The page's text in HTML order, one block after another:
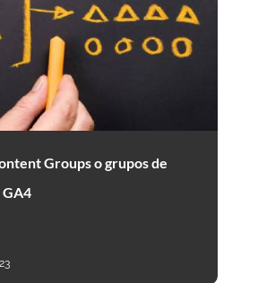
Groups o grupos de